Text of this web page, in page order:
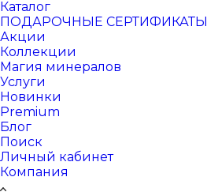
Каталог
ПОДАРОЧНЫЕ СЕРТИФИКАТЫ
Акции
Коллекции
Магия минералов
Услуги
Новинки
Premium
Блог
Поиск
Личный кабинет
Компания